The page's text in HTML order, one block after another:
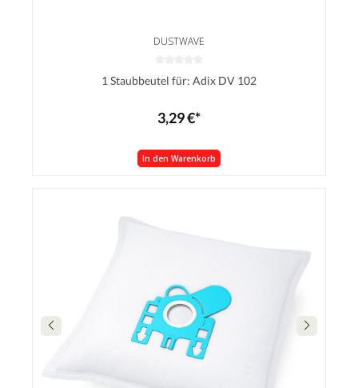
DUSTWAVE
1 Staubbeutel für: Adix DV 102
3,29 €*
In den Warenkorb